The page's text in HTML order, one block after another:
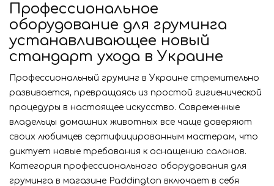
Профессиональное
оборудование для груминга
устанавливающее новый
стандарт ухода в Украине
Профессиональный груминг в Украине стремительно
развивается, превращаясь из простой гигиенической
процедуры в настоящее искусство. Современные
владельцы домашних животных все чаще доверяют
своих любимцев сертифицированным мастерам, что
диктует новые требования к оснащению салонов.
Категория профессионального оборудования для
груминга в магазине Paddington включает в себя